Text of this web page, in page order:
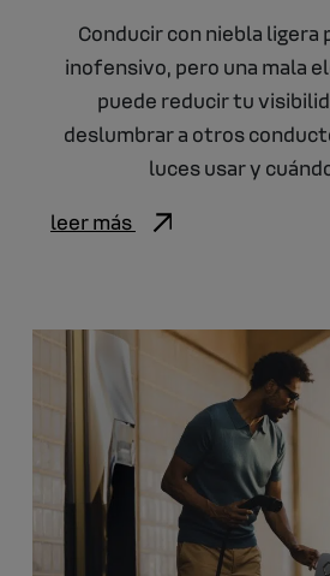
Conducir con niebla ligera
inofensivo, pero una mala
puede reducir tu
deslumbrar a otros
luces usar y
leer más